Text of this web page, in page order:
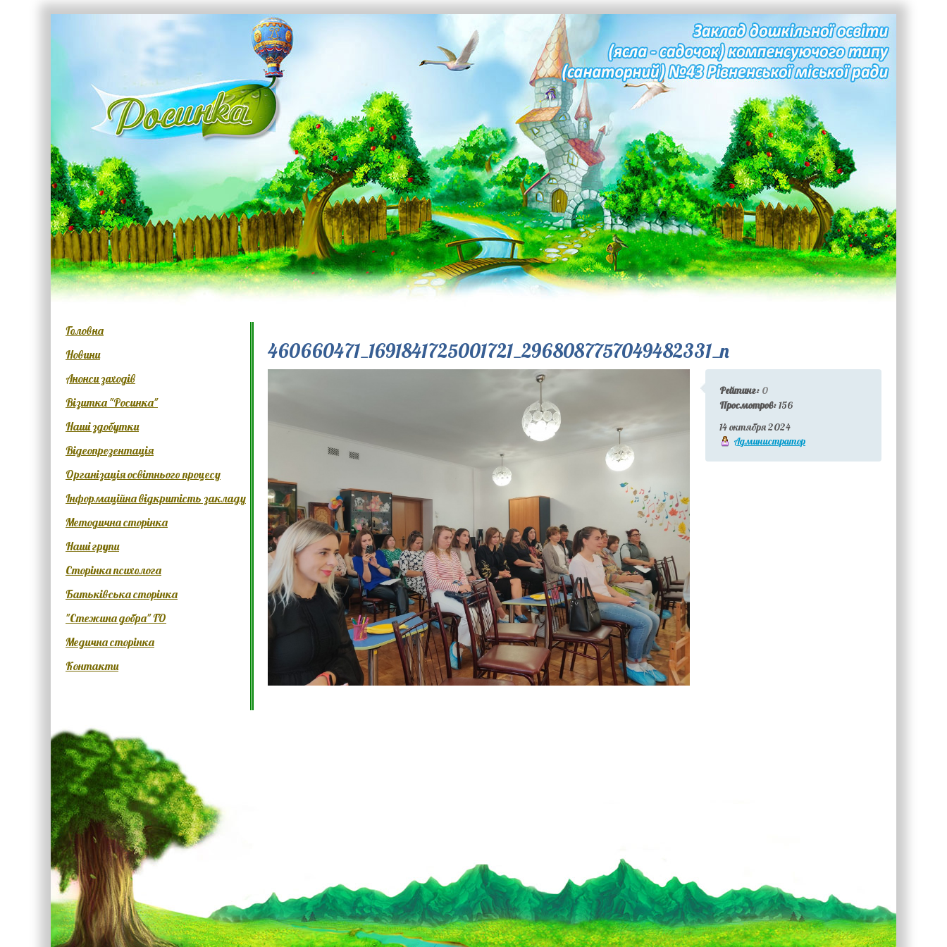
Головна
Новини
Анонси заходів
Візитка "Росинка"
Наші здобутки
Відеопрезентація
Організація освітнього процесу
Інформаційна відкритість закладу
Методична сторінка
Наші групи
Сторінка психолога
Батьківська сторінка
"Стежина добра" ГО
Медична сторінка
Контакти
460660471_1691841725001721_2968087757049482331_n
Рейтинг: 0
Просмотров:156
14 октября 2024
Администратор